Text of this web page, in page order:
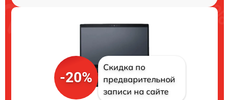
-20%
Скидка по
предварительной
записи на сайте